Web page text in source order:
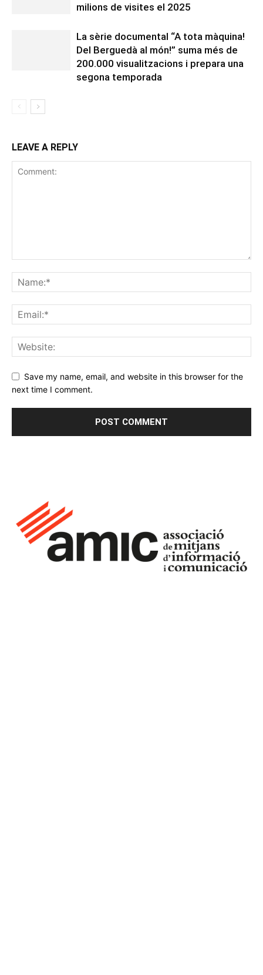
milions de visites el 2025
La sèrie documental “A tota màquina!
Del Berguedà al món!” suma més de
200.000 visualitzacions i prepara una
segona temporada
LEAVE A REPLY
Save my name, email, and website in this browser for the
next time I comment.